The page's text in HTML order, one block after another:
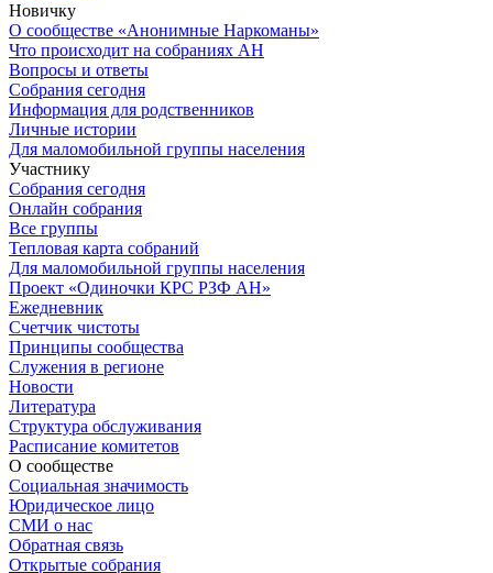
Новичку
О сообществе «Анонимные Наркоманы»
Что происходит на собраниях АН
Вопросы и ответы
Собрания сегодня
Информация для родственников
Личные истории
Для маломобильной группы населения
Участнику
Собрания сегодня
Онлайн собрания
Все группы
Тепловая карта собраний
Для маломобильной группы населения
Проект «Одиночки КРС РЗФ АН»
Ежедневник
Счетчик чистоты
Принципы сообщества
Служения в регионе
Новости
Литература
Структура обслуживания
Расписание комитетов
О сообществе
Социальная значимость
Юридическое лицо
СМИ о нас
Обратная связь
Открытые собрания